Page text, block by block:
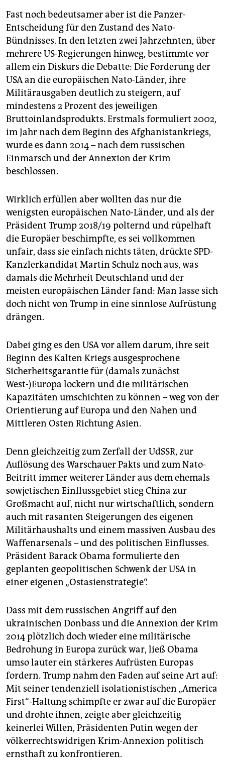
Fast noch bedeutsamer aber ist die Panzer-
Entscheidung für den Zustand des Nato-
Bündnisses. In den letzten zwei Jahrzehnten, über
mehrere US-Regierungen hinweg, bestimmte vor
allem ein Diskurs die Debatte: Die Forderung der
USA an die europäischen Nato-Länder, ihre
Militärausgaben deutlich zu steigern, auf
mindestens 2 Prozent des jeweiligen
Bruttoinlandsprodukts. Erstmals formuliert 2002,
im Jahr nach dem Beginn des Afghanistankriegs,
wurde es dann 2014 – nach dem russischen
Einmarsch und der Annexion der Krim
beschlossen.
Wirklich erfüllen aber wollten das nur die
wenigsten europäischen Nato-Länder, und als der
Präsident Trump 2018/19 polternd und rüpelhaft
die Europäer beschimpfte, es sei vollkommen
unfair, dass sie einfach nichts täten, drückte SPD-
Kanzlerkandidat Martin Schulz noch aus, was
damals die Mehrheit Deutschland und der
meisten europäischen Länder fand: Man lasse sich
doch nicht von Trump in eine sinnlose Aufrüstung
drängen.
Dabei ging es den USA vor allem darum, ihre seit
Beginn des Kalten Kriegs ausgesprochene
Sicherheitsgarantie für (damals zunächst
West-)Europa lockern und die militärischen
Kapazitäten umschichten zu können – weg von der
Orientierung auf Europa und den Nahen und
Mittleren Osten Richtung Asien.
Denn gleichzeitig zum Zerfall der UdSSR, zur
Auflösung des Warschauer Pakts und zum Nato-
Beitritt immer weiterer Länder aus dem ehemals
sowjetischen Einflussgebiet stieg China zur
Großmacht auf, nicht nur wirtschaftlich, sondern
auch mit rasanten Steigerungen des eigenen
Militärhaushalts und einem massiven Ausbau des
Waffenarsenals – und des politischen Einflusses.
Präsident Barack Obama formulierte den
geplanten geopolitischen Schwenk der USA in
einer eigenen „Ostasienstrategie“.
Dass mit dem russischen Angriff auf den
ukrainischen Donbass und die Annexion der Krim
2014 plötzlich doch wieder eine militärische
Bedrohung in Europa zurück war, ließ Obama
umso lauter ein stärkeres Aufrüsten Europas
fordern. Trump nahm den Faden auf seine Art auf:
Mit seiner tendenziell isolationistischen „America
First“-Haltung schimpfte er zwar auf die Europäer
und drohte ihnen, zeigte aber gleichzeitig
keinerlei Willen, Präsidenten Putin wegen der
völkerrechtswidrigen Krim-Annexion politisch
ernsthaft zu konfrontieren.